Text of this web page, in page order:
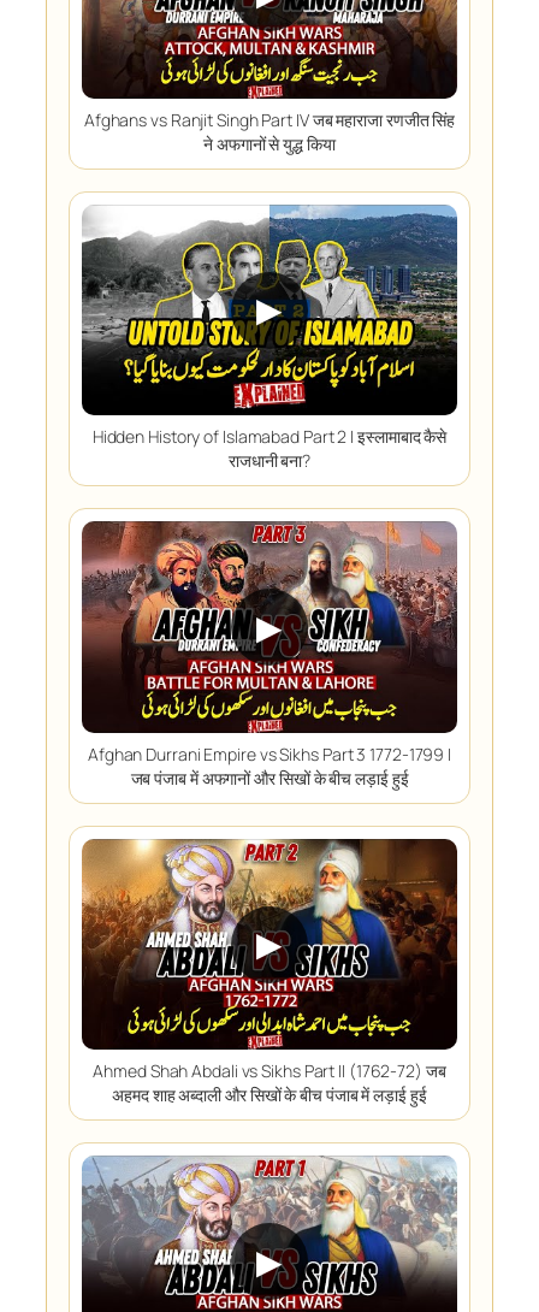
Afghans vs Ranjit Singh Part IV जब महाराजा रणजीत सिंह
ने अफगानों से युद्ध किया
▶
Hidden History of Islamabad Part 2 I इस्लामाबाद कैसे
राजधानी बना?
▶
Afghan Durrani Empire vs Sikhs Part 3 1772-1799 I
जब पंजाब में अफगानों और सिखों के बीच लड़ाई हुई
▶
Ahmed Shah Abdali vs Sikhs Part II (1762-72) जब
अहमद शाह अब्दाली और सिखों के बीच पंजाब में लड़ाई हुई
▶